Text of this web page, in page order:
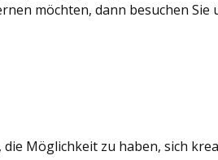
möchten, dann besuchen Sie
Möglichkeit zu haben, sich